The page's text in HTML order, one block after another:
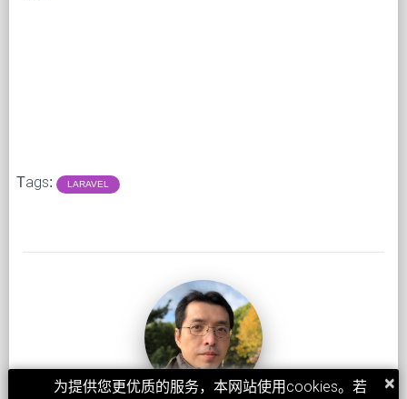
Tags: LARAVEL
×
为提供您更优质的服务，本网站使用cookies。若